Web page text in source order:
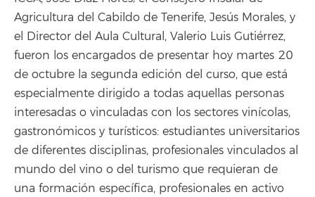
Agricultura del Cabildo de Tenerife, Jesús Morales, y
el Director del Aula Cultural, Valerio Luis Gutiérrez,
fueron los encargados de presentar hoy martes 20
de octubre la segunda edición del curso, que está
especialmente dirigido a todas aquellas personas
interesadas o vinculadas con los sectores vinícolas,
gastronómicos y turísticos: estudiantes universitarios
de diferentes disciplinas, profesionales vinculados al
mundo del vino o del turismo que requieran de
una formación específica, profesionales en activo